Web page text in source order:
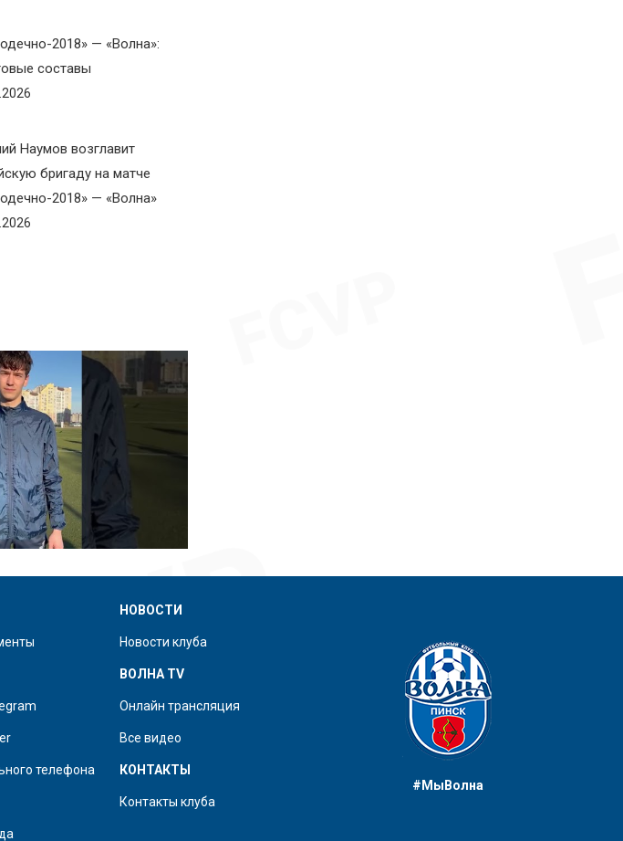
2018» — «Волна»:
составы
Наумов возглавит
бригаду на матче
2018» — «Волна»
телефона
НОВОСТИ
Новости клуба
ВОЛНА TV
Онлайн трансляция
Все видео
КОНТАКТЫ
Контакты клуба
#МыВолна